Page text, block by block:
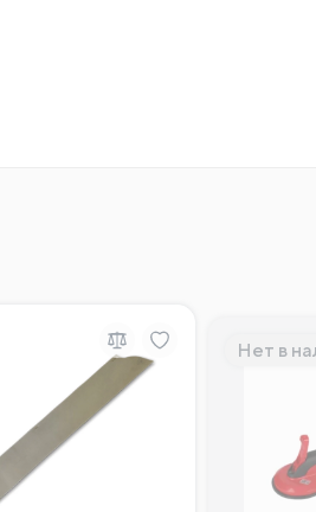
Нет в